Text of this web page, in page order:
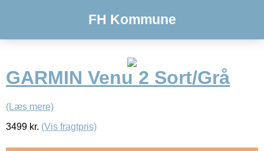
FH Kommune
GARMIN Venu 2 Sort/Grå
(Læs mere)
3499 kr. (Vis fragtpris)